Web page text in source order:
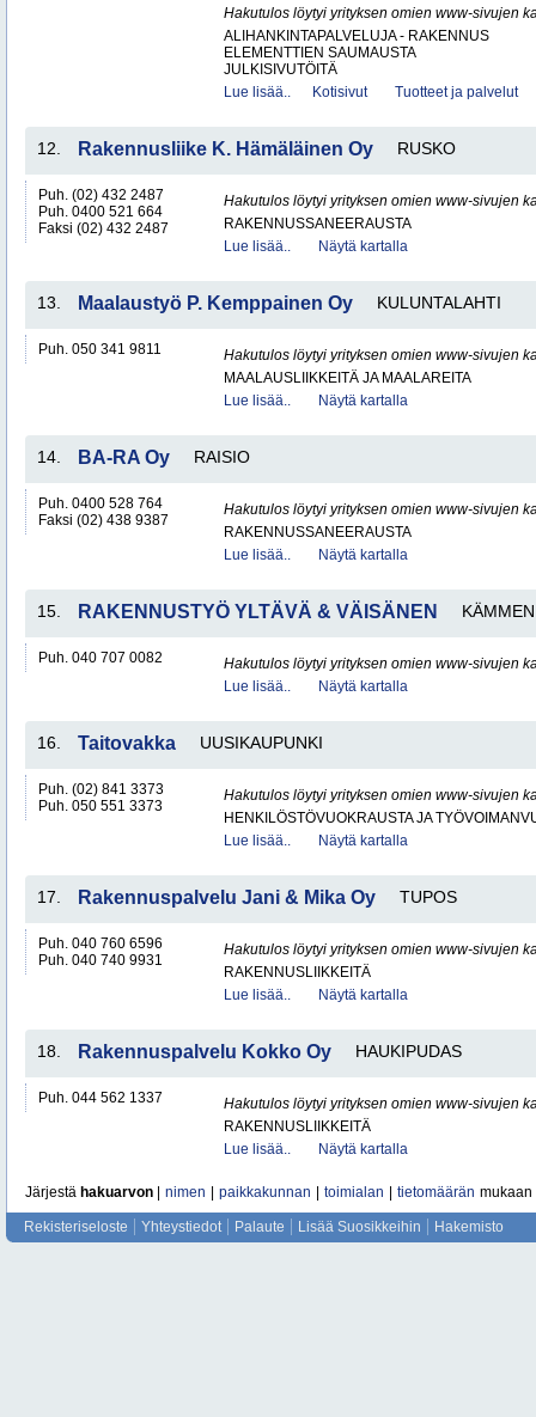
Hakutulos löytyi yrityksen omien www-sivujen
ALIHANKINTAPALVELUJA - RAKENNUS
ELEMENTTIEN SAUMAUSTA
JULKISIVUTÖITÄ
Lue lisää..
Kotisivut Tuotteet ja palvelut
12. Rakennusliike K. Hämäläinen Oy RUSKO
Puh. (02) 432 2487
Puh. 0400 521 664
Faksi (02) 432 2487
Hakutulos löytyi yrityksen omien www-sivujen
RAKENNUSSANEERAUSTA
Lue lisää..
Näytä kartalla
13. Maalaustyö P. Kemppainen Oy KULUNTALAHTI
Puh. 050 341 9811
Hakutulos löytyi yrityksen omien www-sivujen
MAALAUSLIIKKEITÄ JA MAALAREITA
Lue lisää..
Näytä kartalla
14. BA-RA Oy RAISIO
Puh. 0400 528 764
Faksi (02) 438 9387
Hakutulos löytyi yrityksen omien www-sivujen
RAKENNUSSANEERAUSTA
Lue lisää..
Näytä kartalla
15. RAKENNUSTYÖ YLTÄVÄ & VÄISÄNEN
Puh. 040 707 0082
Hakutulos löytyi yrityksen omien www-sivujen
Lue lisää..
Näytä kartalla
16. Taitovakka UUSIKAUPUNKI
Puh. (02) 841 3373
Puh. 050 551 3373
Hakutulos löytyi yrityksen omien www-sivujen
HENKILÖSTÖVUOKRAUSTA JA
Lue lisää..
Näytä kartalla
17. Rakennuspalvelu Jani & Mika Oy TUPOS
Puh. 040 760 6596
Puh. 040 740 9931
Hakutulos löytyi yrityksen omien www-sivujen
RAKENNUSLIIKKEITÄ
Lue lisää..
Näytä kartalla
18. Rakennuspalvelu Kokko Oy HAUKIPUDAS
Puh. 044 562 1337
Hakutulos löytyi yrityksen omien www-sivujen
RAKENNUSLIIKKEITÄ
Lue lisää..
Näytä kartalla
Järjestä hakuarvon nimen paikkakunnan toimialan tietomäärän mukaan
Rekisteriseloste Yhteystiedot Palaute Lisää Suosikkeihin Hakemisto